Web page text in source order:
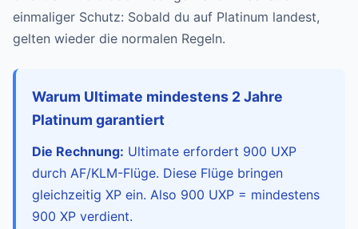
einmaliger Schutz: Sobald du auf Platinum landest,
gelten wieder die normalen Regeln.
Warum Ultimate mindestens 2 Jahre
Platinum garantiert
Die Rechnung: Ultimate erfordert 900 UXP
durch AF/KLM-Flüge. Diese Flüge bringen
gleichzeitig XP ein. Also 900 UXP = mindestens
900 XP verdient.